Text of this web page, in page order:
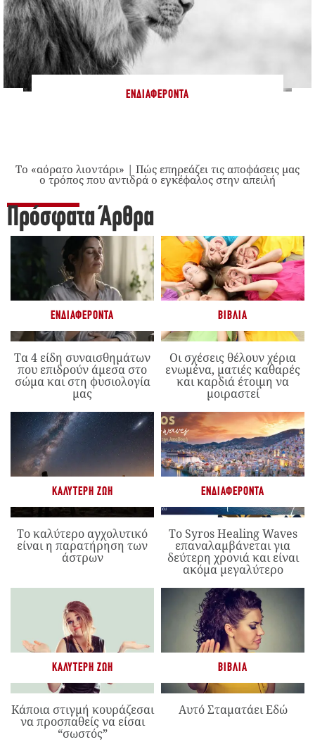
ΕΝΔΙΑΦΈΡΟΝΤΑ
Το «αόρατο λιοντάρι» | Πώς επηρεάζει τις αποφάσεις μας
ο τρόπος που αντιδρά ο εγκέφαλος στην απειλή
Πρόσφατα Άρθρα
ΕΝΔΙΑΦΈΡΟΝΤΑ
Τα 4 είδη συναισθημάτων
που επιδρούν άμεσα στο
σώμα και στη φυσιολογία
μας
ΒΙΒΛΊΑ
Οι σχέσεις θέλουν χέρια
ενωμένα, ματιές καθαρές
και καρδιά έτοιμη να
μοιραστεί
ΚΑΛΎΤΕΡΗ ΖΩΉ
Το καλύτερο αγχολυτικό
είναι η παρατήρηση των
άστρων
ΕΝΔΙΑΦΈΡΟΝΤΑ
Το Syros Healing Waves
επαναλαμβάνεται για
δεύτερη χρονιά και είναι
ακόμα μεγαλύτερο
ΚΑΛΎΤΕΡΗ ΖΩΉ
Κάποια στιγμή κουράζεσαι
να προσπαθείς να είσαι
“σωστός”
ΒΙΒΛΊΑ
Αυτό Σταματάει Εδώ